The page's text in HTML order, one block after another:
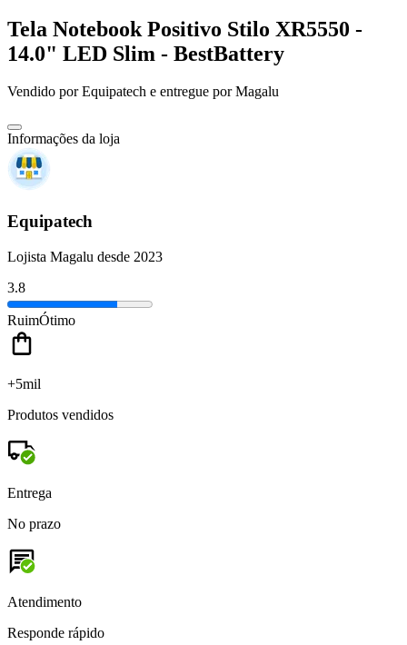
Tela Notebook Positivo Stilo XR5550 -
14.0" LED Slim - BestBattery
Vendido porEquipatech e entregue por Magalu
Informações da loja
Equipatech
Lojista Magalu desde 2023
3.8
RuimÓtimo
+5mil
Produtos vendidos
Entrega
No prazo
Atendimento
Responde rápido